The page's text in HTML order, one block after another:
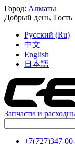
Город: Алматы
Добрый день, Гость
Русский (Ru)
中文
English
日本語
Запчасти и
+7(727)347-